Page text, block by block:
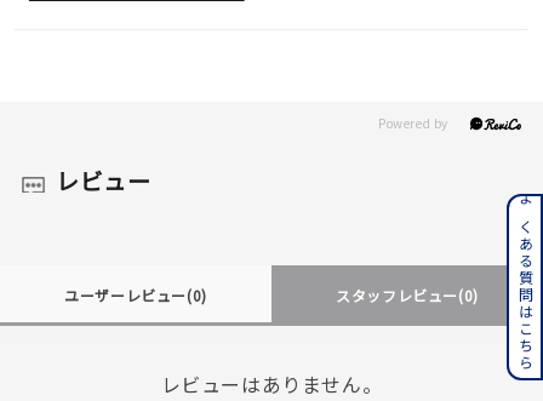
レビュー
ユーザーレビュー(0) スタッフレビュー(0)
レビューはありません。
よくある質問はこちら